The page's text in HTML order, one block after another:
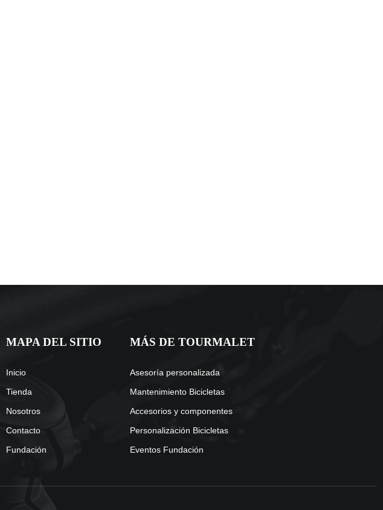
MAPA DEL SITIO
Inicio
Tienda
Nosotros
Contacto
Fundación
MÁS DE TOURMALET
Asesoría personalizada
Mantenimiento Bicicletas
Accesorios y componentes
Personalización Bicicletas
Eventos Fundación